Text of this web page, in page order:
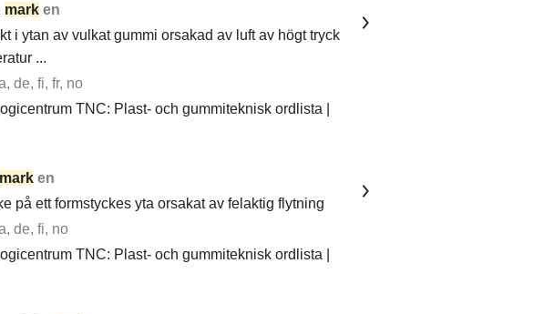
mark en
i ytan av vulkat gummi orsakad av luft av högt tryck
...
de, fi, fr, no
TNC: Plast- och gummiteknisk ordlista |
mark en
på ett formstyckes yta orsakat av felaktig flytning
de, fi, no
TNC: Plast- och gummiteknisk ordlista |